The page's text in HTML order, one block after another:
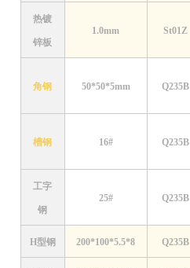
热镀
锌板
1.0mm St01Z
角钢 50*50*5mm Q235B
槽钢 16# Q235B
工字
钢
25# Q235B
H型钢 200*100*5.5*8 Q235B